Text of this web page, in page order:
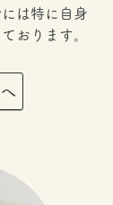
は特に 自身
おります。